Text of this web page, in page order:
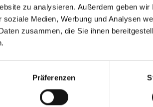
zu analysieren. Außerdem geben
Medien, Werbung und Analysen
zusammen, die Sie ihnen
Präferenzen
2026
und 2026 spiegelt das Angebot und
Ebhausen wider. Hierdurch kann es auch
qm im Vergleich zu 2025 nach